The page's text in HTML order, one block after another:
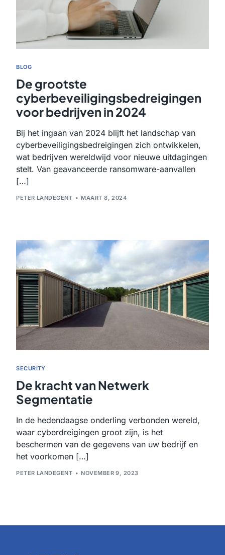
BLOG
De grootste
cyberbeveiligingsbedreigingen
voor bedrijven in 2024
Bij het ingaan van 2024 blijft het landschap van
cyberbeveiligingsbedreigingen zich ontwikkelen,
wat bedrijven wereldwijd voor nieuwe uitdagingen
stelt. Van geavanceerde ransomware-aanvallen
[…]
PETER LANDEGENT MAART 8, 2024
SECURITY
De kracht van Netwerk
Segmentatie
In de hedendaagse onderling verbonden wereld,
waar cyberdreigingen groot zijn, is het
beschermen van de gegevens van uw bedrijf en
het voorkomen […]
PETER LANDEGENT NOVEMBER 9, 2023